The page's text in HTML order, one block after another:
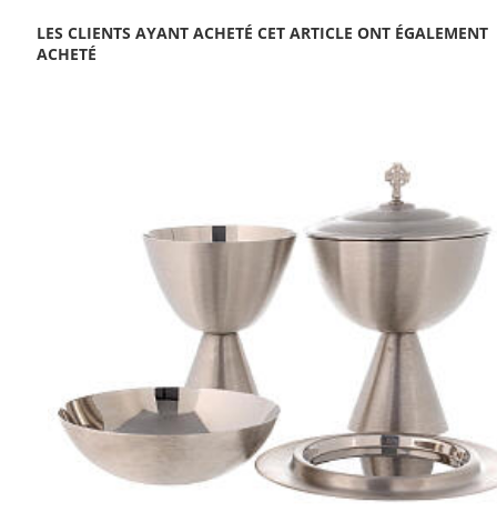
LES CLIENTS AYANT ACHETÉ CET ARTICLE ONT ÉGALEMENT
ACHETÉ